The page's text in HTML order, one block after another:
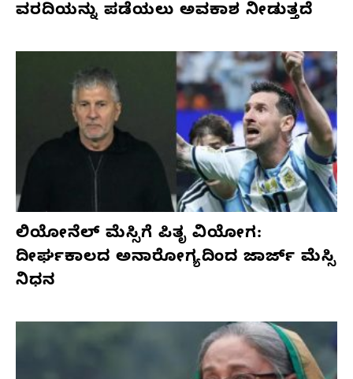
ವರದಿಯನ್ನು ಪಡೆಯಲು ಅವಕಾಶ ನೀಡುತ್ತದೆ
ಲಿಯೋನೆಲ್ ಮೆಸ್ಸಿಗೆ ಪಿತೃ ವಿಯೋಗ:
ದೀರ್ಘಕಾಲದ ಅನಾರೋಗ್ಯದಿಂದ ಜಾರ್ಜ್ ಮೆಸ್ಸಿ
ನಿಧನ